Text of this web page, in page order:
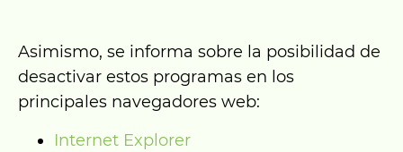
Asimismo, se informa sobre la posibilidad de
desactivar estos programas en los
principales navegadores web:
Internet Explorer